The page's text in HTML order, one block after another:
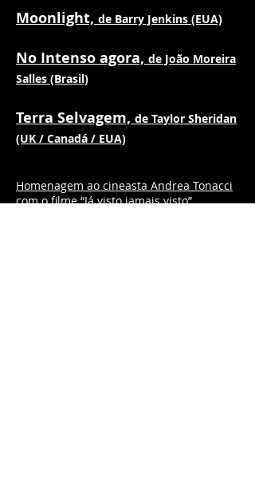
Moonlight, de Barry Jenkins (EUA)
No Intenso agora, de João Moreira
Salles (Brasil)
Terra Selvagem, de Taylor Sheridan
(UK / Canadá / EUA)
Homenagem ao cineasta Andrea Tonacci
com o filme “Já visto jamais visto”